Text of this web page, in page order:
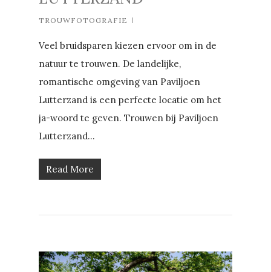
TROUWFOTOGRAFIE
Veel bruidsparen kiezen ervoor om in de
natuur te trouwen. De landelijke,
romantische omgeving van Paviljoen
Lutterzand is een perfecte locatie om het
ja-woord te geven. Trouwen bij Paviljoen
Lutterzand...
Read More